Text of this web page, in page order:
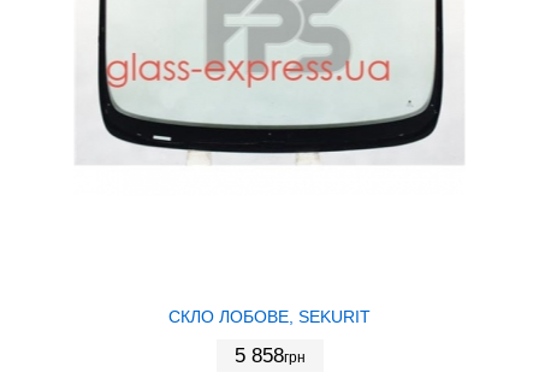
СКЛО ЛОБОВЕ, SEKURIT
5 858грн